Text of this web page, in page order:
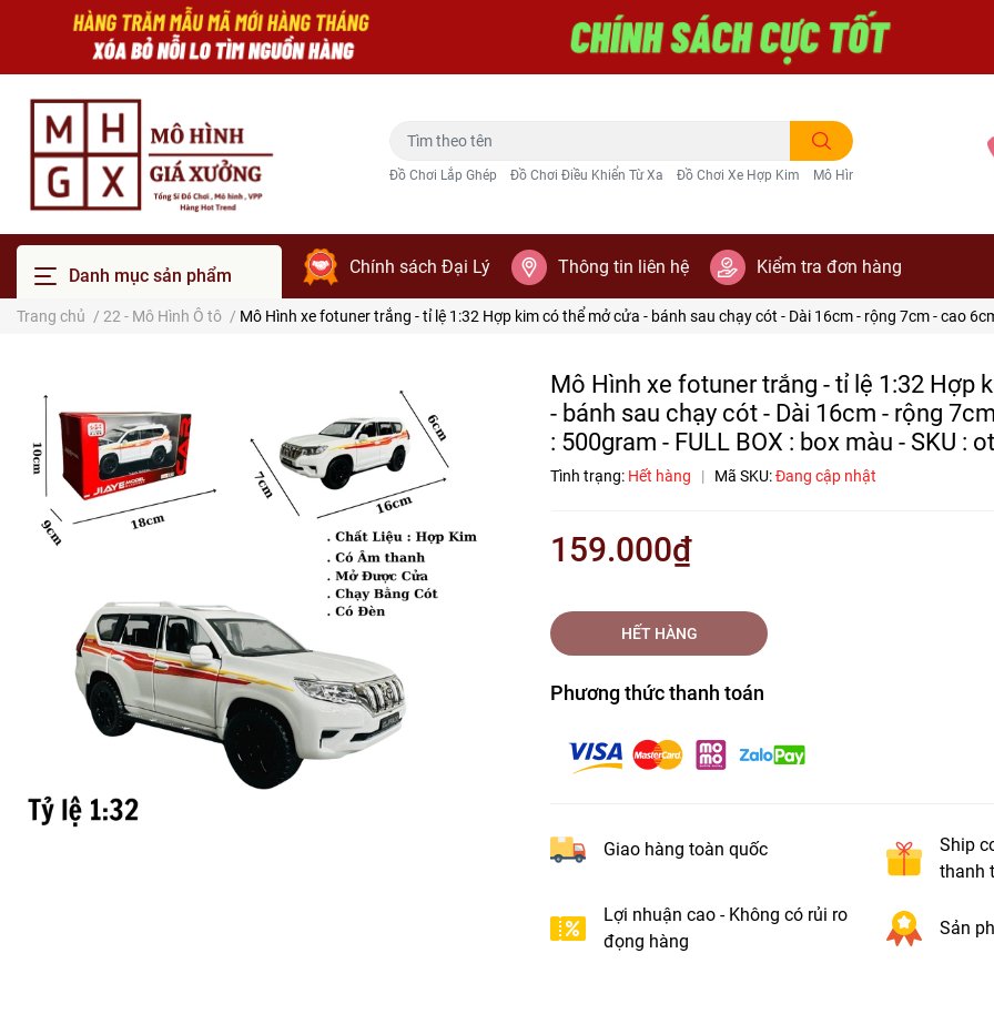
Đồ Chơi Lắp Ghép Đồ Chơi Điều Khiển Từ Xa Đồ Chơi Xe Hợp Kim Mô Hình Trang Trí
Danh mục sản phẩm Chính sách Đại Lý Thông tin liên hệ Kiểm tra đơn hàng
Trang chủ / 22 - Mô Hình Ô tô / Mô Hình xe fotuner trắng - tỉ lệ 1:32 Hợp kim có thể mở cửa - bánh sau chạy cót - Dài 16cm - rộng 7cm - cao
Mô Hình xe fotuner trắng - tỉ lệ 1:32 Hợp
- bánh sau chạy cót - Dài 16cm - rộng
: 500gram - FULL BOX : box màu - SKU :
Tình trạng: Hết hàng | Mã SKU:Đang cập nhật
159.000₫
HẾT HÀNG
Phương thức thanh toán
Giao hàng toàn quốc
Ship
thanh
Lợi nhuận cao - Không có rủi ro
đọng hàng
Sản